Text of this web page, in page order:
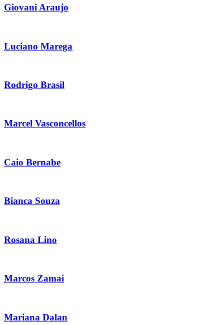
Giovani Araujo
Luciano Marega
Rodrigo Brasil
Marcel Vasconcellos
Caio Bernabe
Bianca Souza
Rosana Lino
Marcos Zamai
Mariana Dalan